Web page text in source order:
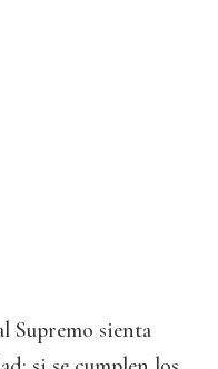
Supremo sienta